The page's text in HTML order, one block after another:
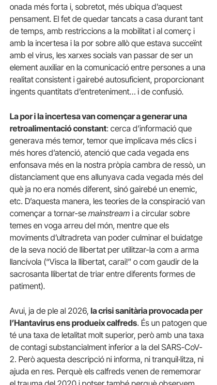
onada més forta i, sobretot, més ubiqua d’aquest
pensament. El fet de quedar tancats a casa durant tant
de temps, amb restriccions a la mobilitat i al comerç i
amb la incertesa i la por sobre allò que estava succeïnt
amb el virus, les xarxes socials van passar de ser un
element auxiliar en la comunicació entre persones a una
realitat consistent i gairebé autosuficient, proporcionant
ingents quantitats d’entreteniment… i de confusió.
La por i la incertesa van començar a generar una
retroalimentació constant: cerca d’informació que
generava més temor, temor que implicava més clics i
més hores d’atenció, atenció que cada vegada ens
enfonsava més en la nostra pròpia cambra de ressò, un
distanciament que ens allunyava cada vegada més del
què ja no era només diferent, sinó gairebé un enemic,
etc. D’aquesta manera, les teories de la conspiració van
començar a tornar-se mainstream i a circular sobre
temes en voga arreu del món, mentre que els
moviments d’ultradreta van poder culminar el buidatge
de la seva noció de llibertat per utilitzar-la com a arma
llancívola (“Visca la llibertat, carai!” o com gaudir de la
sacrosanta llibertat de triar entre diferents formes de
patiment).
Avui, ja de ple al 2026, la crisi sanitària provocada per
l’Hantavirus ens produeix calfreds. És un patogen que
té una taxa de letalitat molt superior, però amb una taxa
de contagi substancialment inferior a la del SARS-CoV-
2. Però aquesta descripció ni informa, ni tranquil·litza, ni
ajuda en res. Perquè els calfreds venen de rememorar